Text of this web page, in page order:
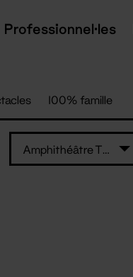
Professionnel·les
100% famille
Amphithéâtre Thomas Narcejac